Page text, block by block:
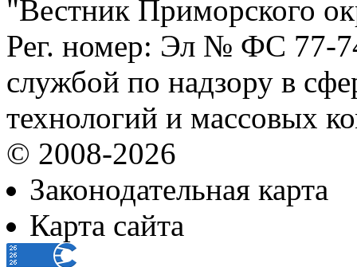
"Вестник Приморского
Рег. номер: Эл № ФС 77-
службой по надзору в
технологий и массовых
© 2008-2026
Законодательная карта
Карта сайта